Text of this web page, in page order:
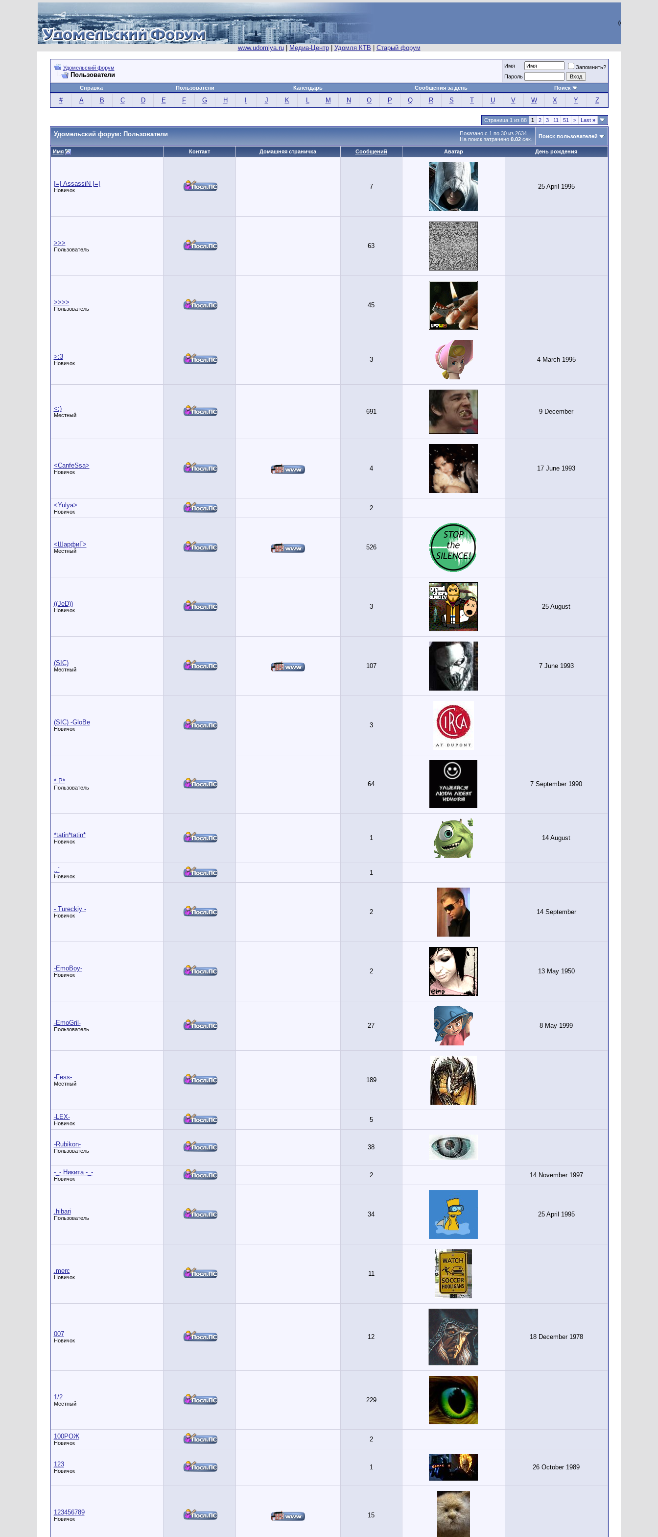
◊
www.udomlya.ru| Медиа-Центр| Удомля КТВ Старый форум
Удомельский форум
Пользователи
Имя
Запомнить?
Пароль
Справка
Пользователи Календарь Сообщения за день Поиск
# A B C D E F G H J K L M N O P Q R S T U V W X Y Z
Страница 1 из 88 1 2 3 11 51 > Last»
Показано с 1 по 30 из 2634.
На поиск затрачено 0.02сек.
Удомельский форум: Пользователи Поиск пользователей
Имя Контакт Домашняя страничка Сообщений Аватар День рождения
Ị=Ị AssassiN Ị=Ị
Новичок 7 25 April 1995
>>>
Пользователь 63
>>>>
Пользователь 45
>:3
Новичок 3 4 March 1995
<:)
Местный 691 9 December
<CanfeSsa>
Новичок 4 17 June 1993
<Yulya>
Новичок 2
<ШарфиГ>
Местный 526
((JeD))
Новичок 3 25 August
(SIC)
Местный 107 7 June 1993
(SIC) -GloBe
Новичок 3
*:P*
Пользователь 64 7 September 1990
*tatin*tatin*
Новичок 1 14 August
,.`
Новичок 1
- Tureckiy -
Новичок 2 14 September
-EmoBoy-
Новичок 2 13 May 1950
-EmoGril-
Пользователь 27 8 May 1999
-Fess-
Местный 189
-LEX-
Новичок 5
-Rubikon-
Пользователь 38
-_- Никита -_-
Новичок 2 14 November 1997
.hibari
Пользователь 34 25 April 1995
.merc
Новичок 11
007
Новичок 12 18 December 1978
1/2
Местный 229
100РОЖ
Новичок 2
123
Новичок 1 26 October 1989
123456789
Новичок 15